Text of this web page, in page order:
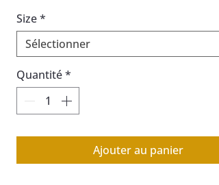
Size*
Sélectionner
Quantité*
Ajouter au panier